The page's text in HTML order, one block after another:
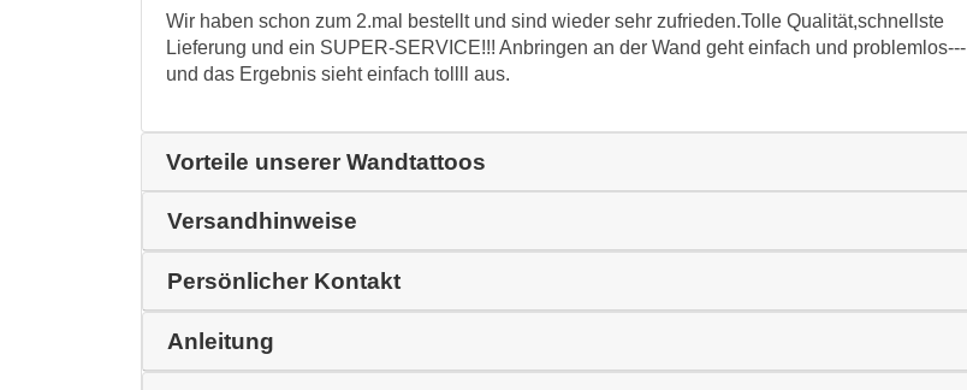
Wir haben schon zum 2.mal bestellt und sind wieder sehr zufrieden.Tolle Qualität,schnellste
Lieferung und ein SUPER-SERVICE!!! Anbringen an der Wand geht einfach und problemlos---
und das Ergebnis sieht einfach tollll aus.
Vorteile unserer Wandtattoos
Versandhinweise
Persönlicher Kontakt
Anleitung